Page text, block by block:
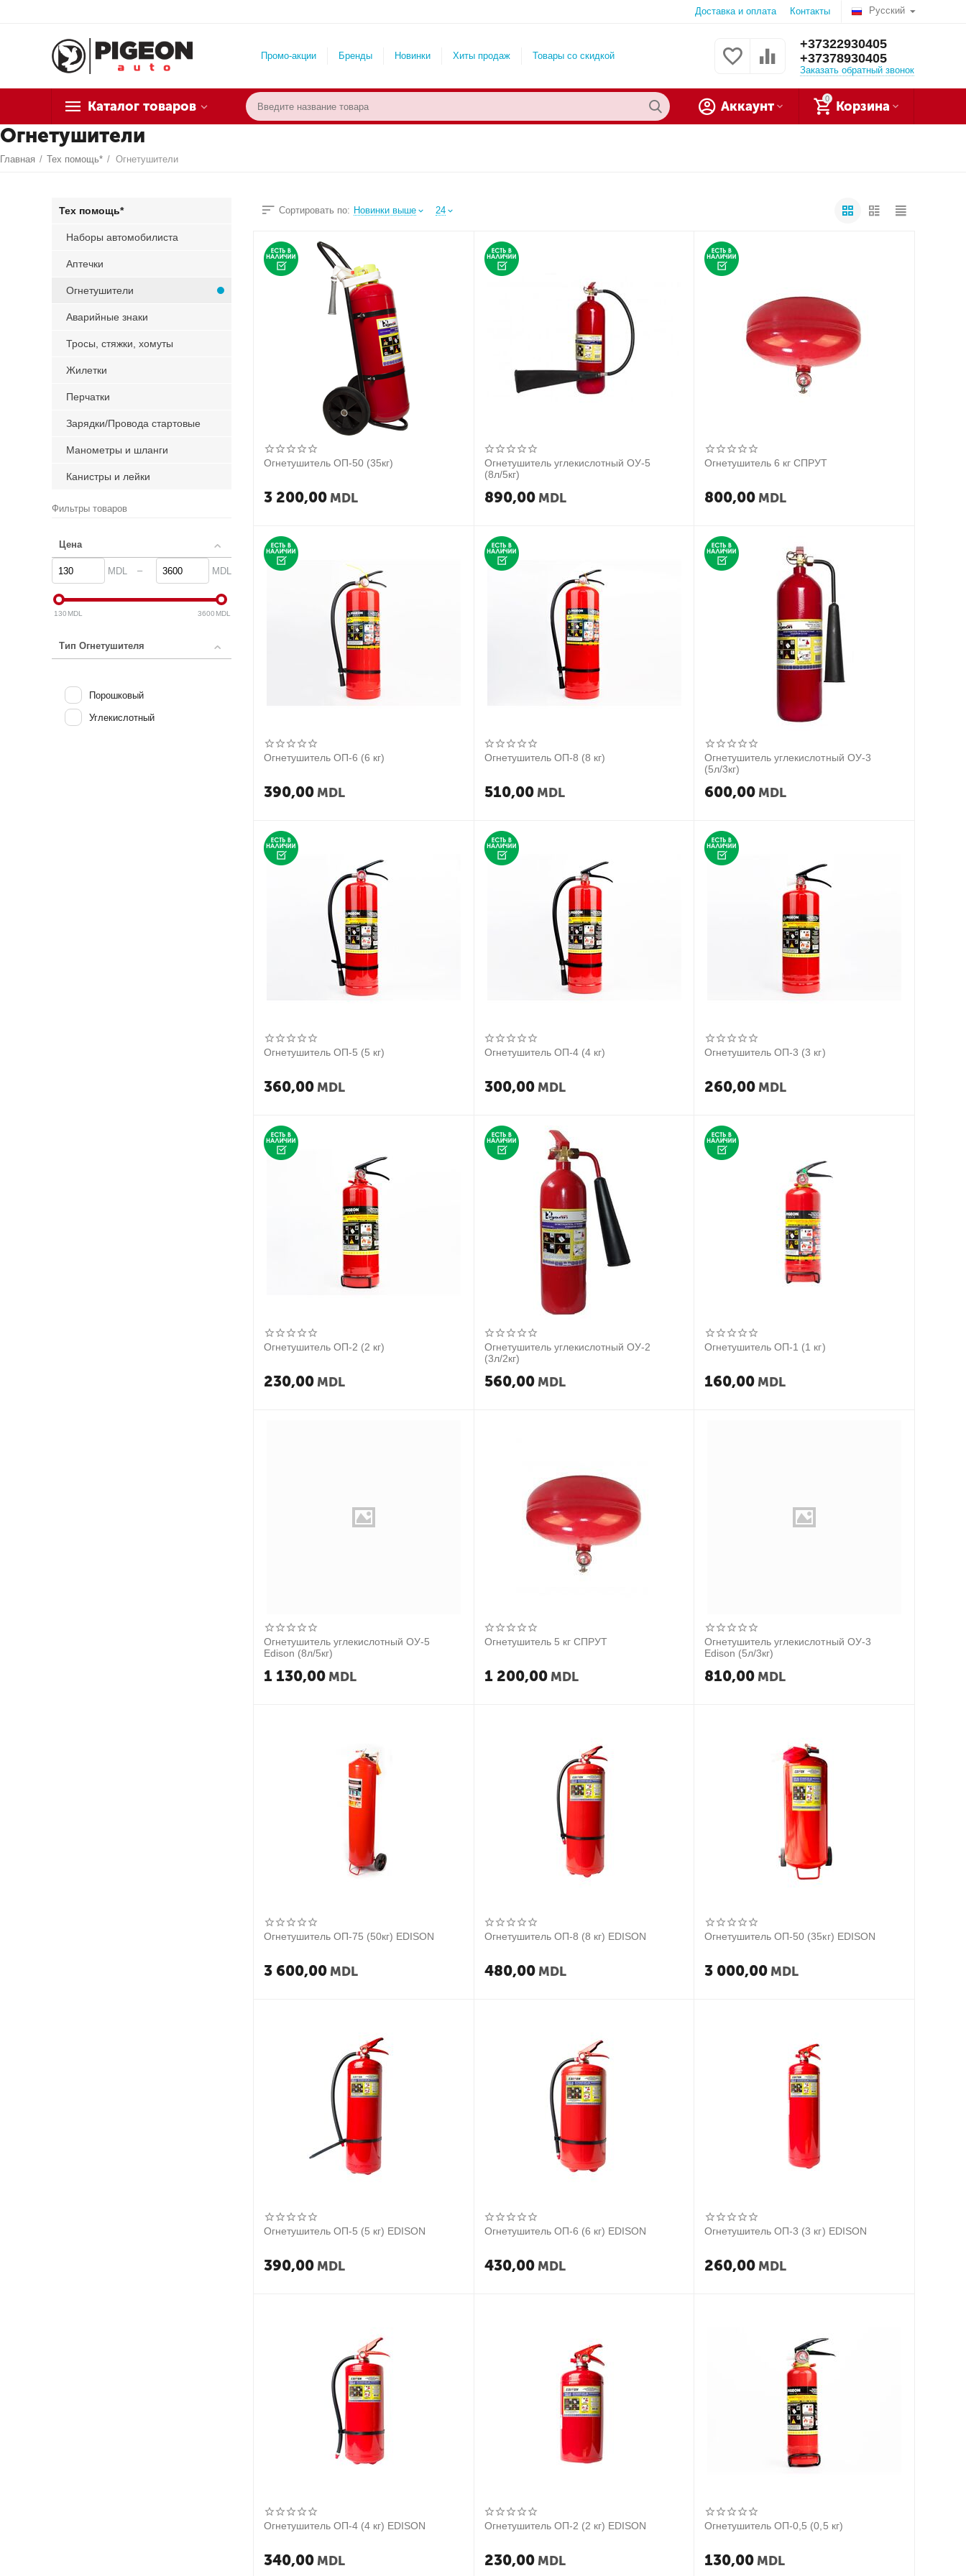
Русский
Доставка и оплата Контакты
Промо-акции Бренды Новинки Хиты продаж Товары со скидкой
+37322930405
+37378930405
Заказать обратный звонок
Каталог товаров
0
Корзина
Аккаунт
Огнетушители
Главная / Тех помощь* / Огнетушители
Сортировать по: Новинки выше 24
Огнетушитель ОП-50 (35кг)
3 200,00 MDL
Огнетушитель углекислотный ОУ-5
(8л/5кг)
890,00 MDL
Огнетушитель 6 кг СПРУТ
800,00 MDL
Огнетушитель ОП-6 (6 кг)
390,00 MDL
Огнетушитель ОП-8 (8 кг)
510,00 MDL
Огнетушитель углекислотный ОУ-3
(5л/3кг)
600,00 MDL
Огнетушитель ОП-5 (5 кг)
360,00 MDL
Огнетушитель ОП-4 (4 кг)
300,00 MDL
Огнетушитель ОП-3 (3 кг)
260,00 MDL
Огнетушитель ОП-2 (2 кг)
230,00 MDL
Огнетушитель углекислотный ОУ-2
(3л/2кг)
560,00 MDL
Огнетушитель ОП-1 (1 кг)
160,00 MDL
Огнетушитель углекислотный ОУ-5
Edison (8л/5кг)
1 130,00 MDL
Огнетушитель 5 кг СПРУТ
1 200,00 MDL
Огнетушитель углекислотный ОУ-3
Edison (5л/3кг)
810,00 MDL
Огнетушитель ОП-75 (50кг) EDISON
3 600,00 MDL
Огнетушитель ОП-8 (8 кг) EDISON
480,00 MDL
Огнетушитель ОП-50 (35кг) EDISON
3 000,00 MDL
Огнетушитель ОП-5 (5 кг) EDISON
390,00 MDL
Огнетушитель ОП-6 (6 кг) EDISON
430,00 MDL
Огнетушитель ОП-3 (3 кг) EDISON
260,00 MDL
Огнетушитель ОП-4 (4 кг) EDISON
340,00 MDL
Огнетушитель ОП-2 (2 кг) EDISON
230,00 MDL
Огнетушитель ОП-0,5 (0,5 кг)
130,00 MDL
Тех помощь*
Наборы автомобилиста
Аптечки
Огнетушители
Аварийные знаки
Тросы, стяжки, хомуты
Жилетки
Перчатки
Зарядки/Провода стартовые
Манометры и шланги
Канистры и лейки
Фильтры товаров
Цена
MDL – MDL
130 MDL 3600 MDL
Тип Огнетушителя
Порошковый
Углекислотный